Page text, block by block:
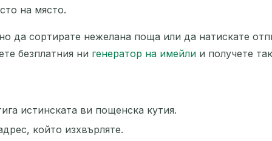
Изтрий избраните
Следващо обновление след15секунди
на място.
да сортирате нежелана поща или да натискате
безплатния ни генератор на имейли и получете
истинската ви пощенска кутия.
който изхвърляте.